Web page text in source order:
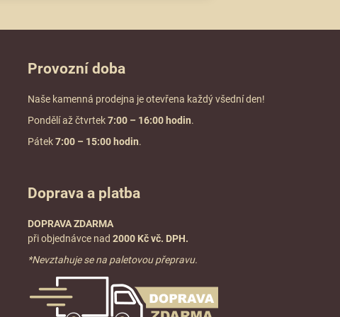
Provozní doba
Naše kamenná prodejna je otevřena každý všední den!
Pondělí až čtvrtek7:00 – 16:00 hodin.
Pátek7:00 – 15:00 hodin.
Doprava a platba
DOPRAVA ZDARMA
při objednávce nad 2000 Kč vč. DPH.
*Nevztahuje se na paletovou přepravu.